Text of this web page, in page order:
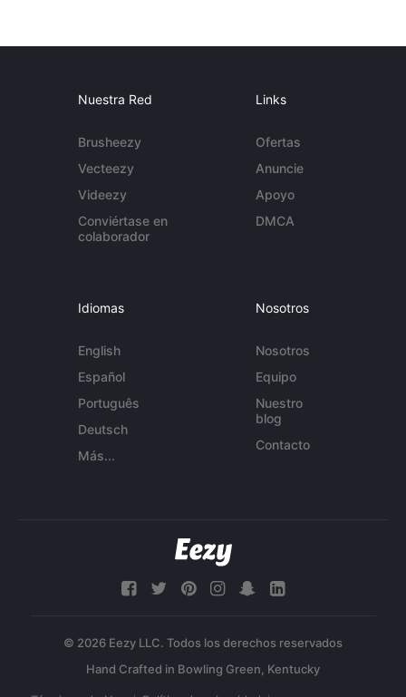
Nuestra Red
Brusheezy
Vecteezy
Videezy
Conviértase en
colaborador
Links
Ofertas
Anuncie
Apoyo
DMCA
Idiomas
English
Español
Português
Deutsch
Más...
Nosotros
Nosotros
Equipo
Nuestro
blog
Contacto
© 2026 Eezy LLC. Todos los derechos reservados